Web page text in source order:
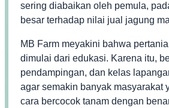
sering diabaikan oleh pemula,
besar terhadap nilai jual jagung
MB Farm meyakini bahwa
dimulai dari edukasi. Karena itu,
pendampingan, dan kelas
agar semakin banyak masyarakat
cara bercocok tanam dengan